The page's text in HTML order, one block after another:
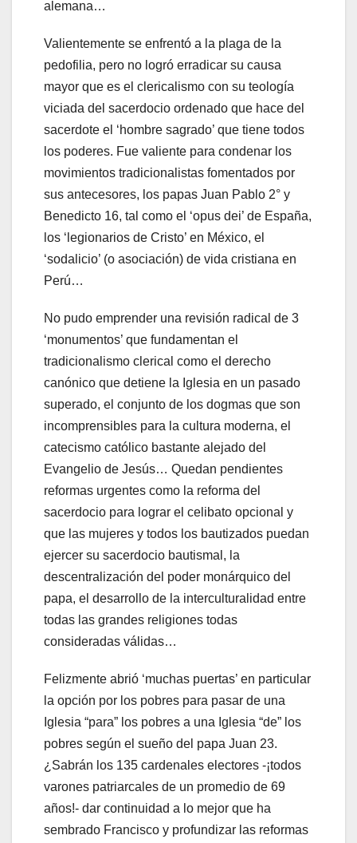
alemana…
Valientemente se enfrentó a la plaga de la
pedofilia, pero no logró erradicar su causa
mayor que es el clericalismo con su teología
viciada del sacerdocio ordenado que hace del
sacerdote el ‘hombre sagrado’ que tiene todos
los poderes. Fue valiente para condenar los
movimientos tradicionalistas fomentados por
sus antecesores, los papas Juan Pablo 2° y
Benedicto 16, tal como el ‘opus dei’ de España,
los ‘legionarios de Cristo’ en México, el
‘sodalicio’ (o asociación) de vida cristiana en
Perú…
No pudo emprender una revisión radical de 3
‘monumentos’ que fundamentan el
tradicionalismo clerical como el derecho
canónico que detiene la Iglesia en un pasado
superado, el conjunto de los dogmas que son
incomprensibles para la cultura moderna, el
catecismo católico bastante alejado del
Evangelio de Jesús… Quedan pendientes
reformas urgentes como la reforma del
sacerdocio para lograr el celibato opcional y
que las mujeres y todos los bautizados puedan
ejercer su sacerdocio bautismal, la
descentralización del poder monárquico del
papa, el desarrollo de la interculturalidad entre
todas las grandes religiones todas
consideradas válidas…
Felizmente abrió ‘muchas puertas’ en particular
la opción por los pobres para pasar de una
Iglesia “para” los pobres a una Iglesia “de” los
pobres según el sueño del papa Juan 23.
¿Sabrán los 135 cardenales electores -¡todos
varones patriarcales de un promedio de 69
años!- dar continuidad a lo mejor que ha
sembrado Francisco y profundizar las reformas